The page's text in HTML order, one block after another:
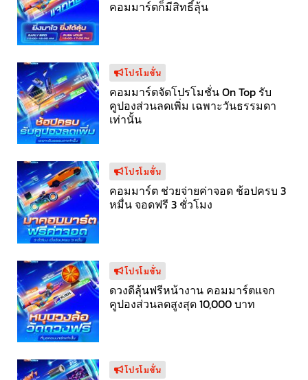
คอมมาร์ตก็มีสิทธิ์ลุ้น
โปรโมขั่น
คอมมาร์ตจัดโปรโมชั่น On Top รับ
คูปองส่วนลดเพิ่ม เฉพาะวันธรรมดา
เท่านั้น
โปรโมขั่น
คอมมาร์ต ช่วยจ่ายค่าจอด ช้อปครบ 3
หมื่น จอดฟรี 3 ชั่วโมง
โปรโมขั่น
ดวงดีลุ้นฟรีหน้างาน คอมมาร์ตแจก
คูปองส่วนลดสูงสุด 10,000 บาท
โปรโมขั่น